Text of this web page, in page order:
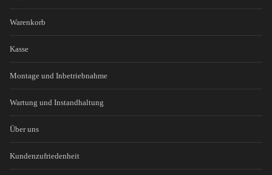
Warenkorb
Kasse
Montage und Inbetriebnahme
Wartung und Instandhaltung
Über uns
Kundenzufriedenheit